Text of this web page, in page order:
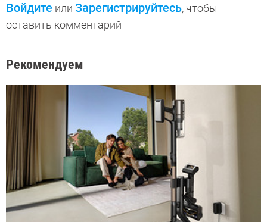
Войдите или Зарегистрируйтесь, чтобы
оставить комментарий
Рекомендуем